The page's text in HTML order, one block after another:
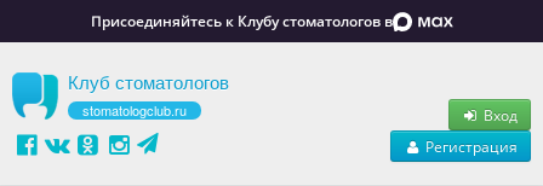
Присоединяйтесь к Клубу стоматологов в
Клуб стоматологов
stomatologclub.ru
Вход
Регистрация